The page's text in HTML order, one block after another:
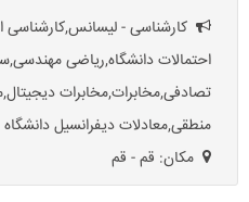
کارشناسی - لیسانس,کارشناسی
احتمالات دانشگاه,ریاضی
منطقی,معادلات دیفرانسیل
مکان: قم - قم